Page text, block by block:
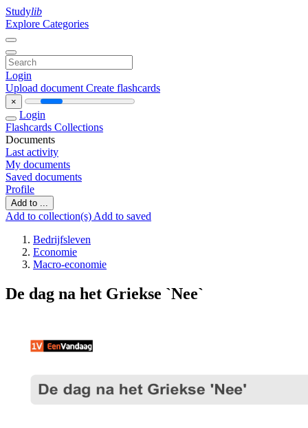
Studylib
Explore Categories
Login
Upload document Create flashcards
×
Login
Flashcards Collections
Documents
Last activity
My documents
Saved documents
Profile
Add to ...
Add to collection(s) Add to saved
Bedrijfsleven
Economie
Macro-economie
De dag na het Griekse `Nee`